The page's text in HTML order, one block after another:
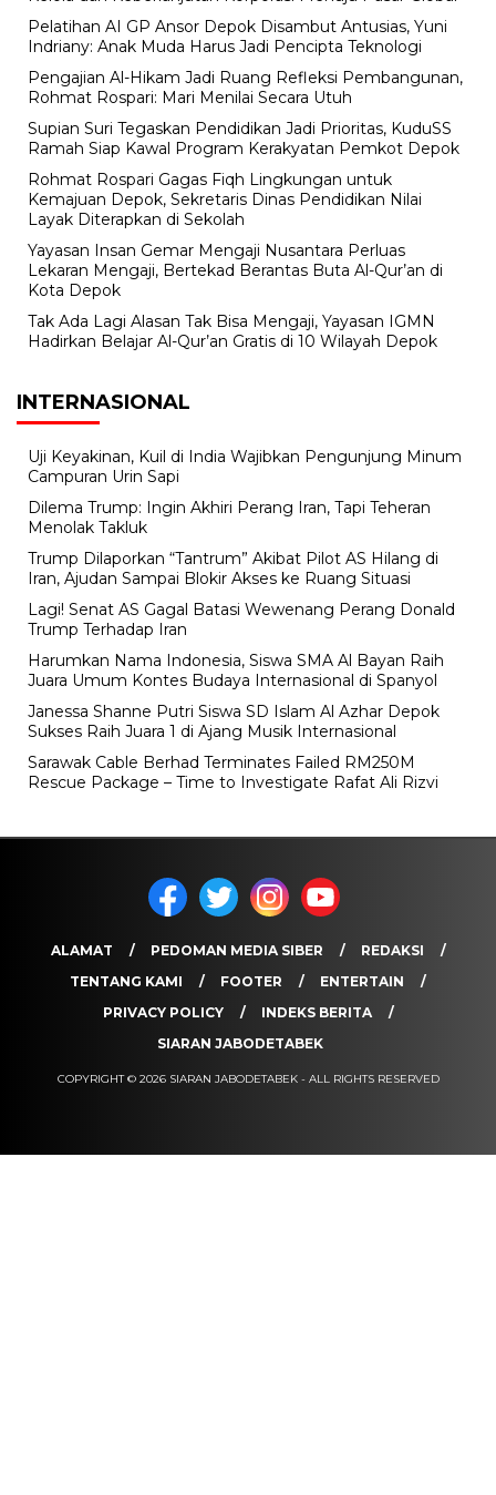
Pelatihan AI GP Ansor Depok Disambut Antusias, Yuni
Indriany: Anak Muda Harus Jadi Pencipta Teknologi
Pengajian Al-Hikam Jadi Ruang Refleksi Pembangunan,
Rohmat Rospari: Mari Menilai Secara Utuh
Supian Suri Tegaskan Pendidikan Jadi Prioritas, KuduSS
Ramah Siap Kawal Program Kerakyatan Pemkot Depok
Rohmat Rospari Gagas Fiqh Lingkungan untuk
Kemajuan Depok, Sekretaris Dinas Pendidikan Nilai
Layak Diterapkan di Sekolah
Yayasan Insan Gemar Mengaji Nusantara Perluas
Lekaran Mengaji, Bertekad Berantas Buta Al-Qur’an di
Kota Depok
Tak Ada Lagi Alasan Tak Bisa Mengaji, Yayasan IGMN
Hadirkan Belajar Al-Qur’an Gratis di 10 Wilayah Depok
INTERNASIONAL
Uji Keyakinan, Kuil di India Wajibkan Pengunjung Minum
Campuran Urin Sapi
Dilema Trump: Ingin Akhiri Perang Iran, Tapi Teheran
Menolak Takluk
Trump Dilaporkan “Tantrum” Akibat Pilot AS Hilang di
Iran, Ajudan Sampai Blokir Akses ke Ruang Situasi
Lagi! Senat AS Gagal Batasi Wewenang Perang Donald
Trump Terhadap Iran
Harumkan Nama Indonesia, Siswa SMA Al Bayan Raih
Juara Umum Kontes Budaya Internasional di Spanyol
Janessa Shanne Putri Siswa SD Islam Al Azhar Depok
Sukses Raih Juara 1 di Ajang Musik Internasional
Sarawak Cable Berhad Terminates Failed RM250M
Rescue Package – Time to Investigate Rafat Ali Rizvi
ALAMAT PEDOMAN MEDIA SIBER
REDAKSI
TENTANG KAMI
FOOTER
ENTERTAIN
PRIVACY POLICY
INDEKS BERITA
SIARAN JABODETABEK
COPYRIGHT © 2026 SIARAN JABODETABEK - ALL RIGHTS RESERVED